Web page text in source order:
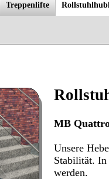
Treppenlifte
MB
Unsere
Stabilität. In
werden.